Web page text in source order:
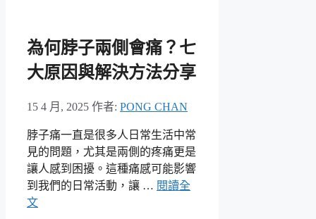
為何脖子兩側會痛？七
大原因與解決方法分享
15 4 月, 2025 作者: PONG CHAN
脖子痛一直是很多人日常生活中常
見的問題，尤其是兩側的疼痛更是
讓人感到困擾。這種痛感可能影響
到我們的日常活動，讓 … 閱讀全
文